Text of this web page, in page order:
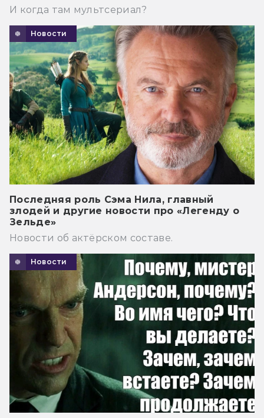
И когда там мультсериал?
Новости
Последняя роль Сэма Нила, главный
злодей и другие новости про «Легенду о
Зельде»
Новости об актёрском составе.
Новости